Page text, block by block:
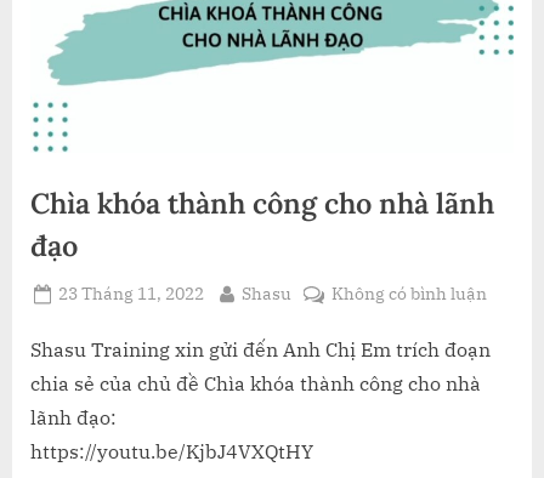
Chìa khóa thành công cho nhà lãnh
đạo
Posted
23 Tháng 11, 2022 By
Shasu Không có bình luậnở
khóa
Shasu Training xin gửi đến Anh Chị Em trích đoạn
chia sẻ của chủ đề Chìa khóa thành công cho nhà
lãnh đạo:
https://youtu.be/KjbJ4VXQtHY